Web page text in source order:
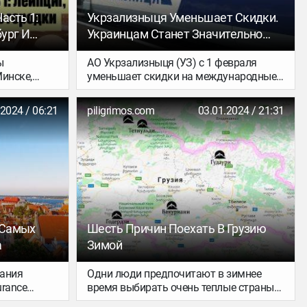
поделить на две части.
1:
И
часто
нами. Они
в
и
с
в
он
Укрзализныця Уменьшает Скидки.
Украинцам Станет Значительно
Дороже Ездить Поездами В
Некоторые Соседние Страны
АО Укрзализныця (УЗ) с 1 февраля
уменьшает скидки на международные
поезда в Польшу и Венгрию, таким
образом стоимость билетов по этим
направлениям значительно
подорожает.
/ 06:21 piligrimos.com 03.01.2024 / 21:31
Шесть Причин Поехать В Грузию
Зимой
Одни люди предпочитают в зимнее
время выбирать очень теплые страны
вроде Индии или Дубая. Другие